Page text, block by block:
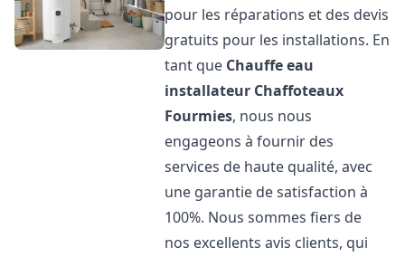
pour les réparations et des devis
gratuits pour les installations. En
tant que Chauffe eau
installateur Chaffoteaux
Fourmies, nous nous
engageons à fournir des
services de haute qualité, avec
une garantie de satisfaction à
100%. Nous sommes fiers de
nos excellents avis clients, qui